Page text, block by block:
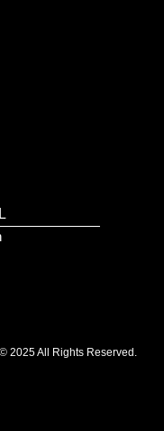
© 2025 All Rights Reserved.